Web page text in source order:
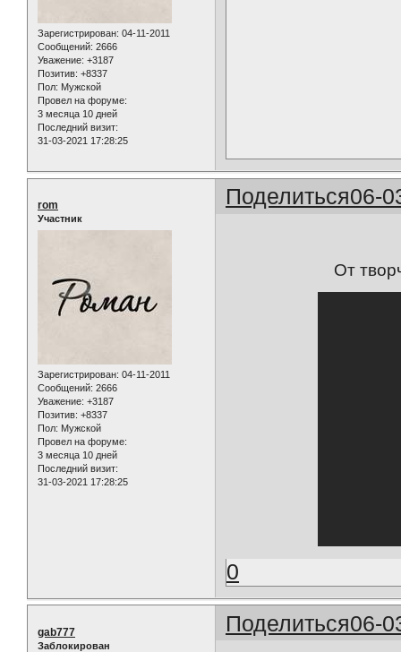
Зарегистрирован: 04-11-2011
Сообщений: 2666
Уважение: +3187
Позитив: +8337
Пол: Мужской
Провел на форуме:
3 месяца 10 дней
Последний визит:
31-03-2021 17:28:25
Поделиться06-
rom
Участник
Зарегистрирован: 04-11-2011
Сообщений: 2666
Уважение: +3187
Позитив: +8337
Пол: Мужской
Провел на форуме:
3 месяца 10 дней
Последний визит:
31-03-2021 17:28:25
От
0
Поделиться06-
gab777
Заблокирован